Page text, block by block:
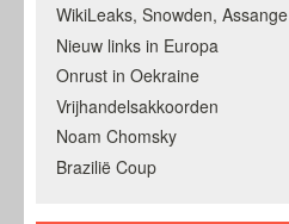
WikiLeaks, Snowden, Assange
Nieuw links in Europa
Onrust in Oekraine
Vrijhandelsakkoorden
Noam Chomsky
Brazilië Coup